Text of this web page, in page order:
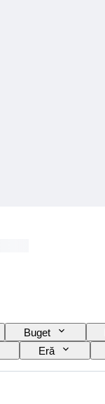
Buget
Eră